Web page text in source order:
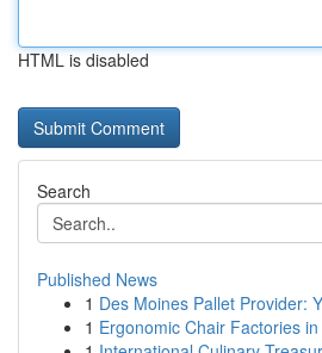
HTML is disabled
Search
Published News
1 Des Moines Pallet Provider:
1 Ergonomic Chair Factories